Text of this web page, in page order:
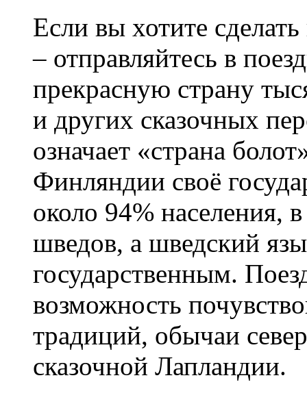
Если вы хотите
– отправляйтесь в
прекрасную страну
и других сказочных
означает «страна
Финляндии своё
около 94% населения,
шведов, а шведский
государственным.
возможность
традиций, обычаи
сказочной Лапландии.